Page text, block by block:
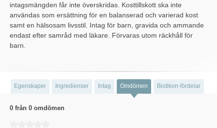
intagsmängden får inte överskridas. Kosttillskott ska inte
användas som ersättning för en balanserad och varierad kost
samt en hälsosam livsstil. Intag för barn, gravida och ammande
endast efter samråd med läkare. Förvaras utom räckhåll för
barn.
Egenskaper Ingredienser Intag Omdömen Biotikon-fördelar
0 från 0 omdömen